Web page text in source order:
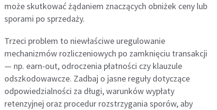
może skutkować żądaniem znaczących obniżek ceny lub
sporami po sprzedaży.
Trzeci problem to niewłaściwe uregulowanie
mechanizmów rozliczeniowych po zamknięciu transakcji
— np. earn-out, odroczenia płatności czy klauzule
odszkodowawcze. Zadbaj o jasne reguły dotyczące
odpowiedzialności za długi, warunków wypłaty
retenzyjnej oraz procedur rozstrzygania sporów, aby